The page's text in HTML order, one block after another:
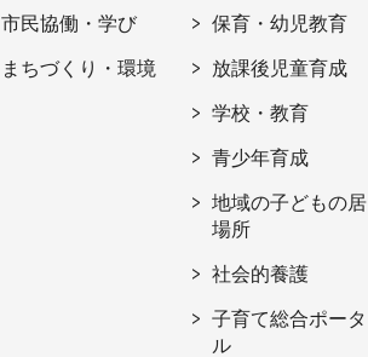
市民協働・学び
まちづくり・環境
保育・幼児教育
放課後児童育成
学校・教育
青少年育成
地域の子どもの居
場所
社会的養護
子育て総合ポータ
ル